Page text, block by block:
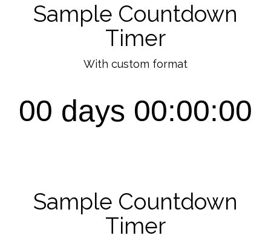
Sample Countdown
Timer
With custom format
00 days 00:00:00
Sample Countdown
Timer